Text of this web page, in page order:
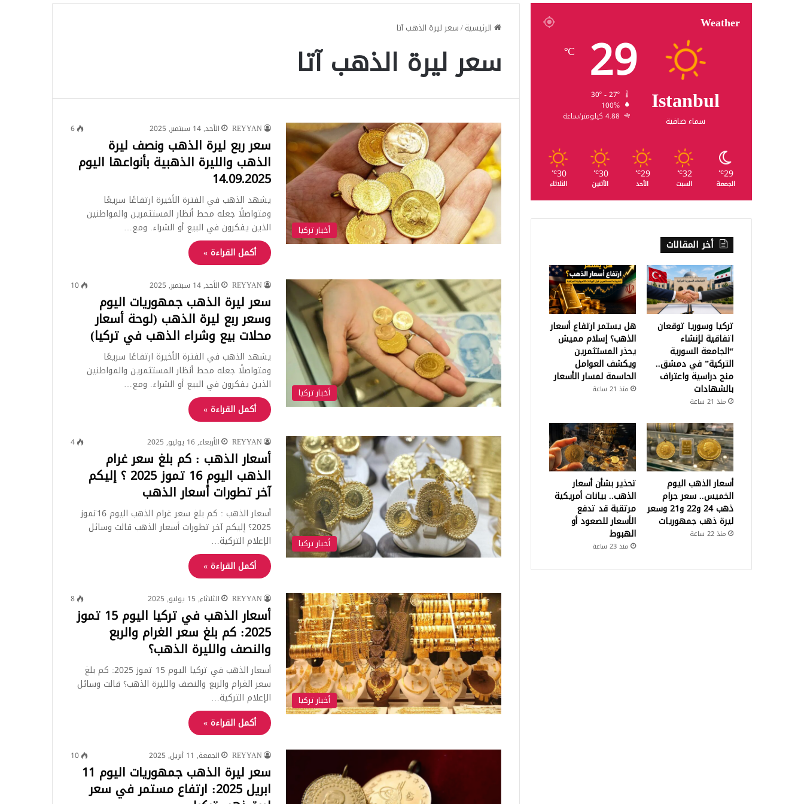
الرئيسية/سعر ليرة الذهب آتا
سعر ليرة الذهب آتا
أخبار تركيا
REYYAN الأحد, 14 سبتمبر, 2025 6
سعر ربع ليرة الذهب ونصف ليرة
الذهب والليرة الذهبية بأنواعها اليوم
14.09.2025
يشهد الذهب في الفترة الأخيرة ارتفاعًا سريعًا
ومتواصلًا جعله محط أنظار المستثمرين والمواطنين
الذين يفكرون في البيع أو الشراء. ومع…
أكمل القراءة »
أخبار تركيا
REYYAN الأحد, 14 سبتمبر, 2025 10
سعر ليرة الذهب جمهوريات اليوم
وسعر ربع ليرة الذهب (لوحة أسعار
محلات بيع وشراء الذهب في تركيا)
يشهد الذهب في الفترة الأخيرة ارتفاعًا سريعًا
ومتواصلًا جعله محط أنظار المستثمرين والمواطنين
الذين يفكرون في البيع أو الشراء. ومع…
أكمل القراءة »
أخبار تركيا
REYYAN الأربعاء, 16 يوليو, 2025 4
أسعار الذهب : كم بلغ سعر غرام
الذهب اليوم 16 تموز 2025 ؟ إليكم
آخر تطورات أسعار الذهب
أسعار الذهب : كم بلغ سعر غرام الذهب اليوم 16تموز
2025؟ إليكم آخر تطورات أسعار الذهب قالت وسائل
الإعلام التركية…
أكمل القراءة »
أخبار تركيا
REYYAN الثلاثاء, 15 يوليو, 2025 8
أسعار الذهب في تركيا اليوم 15 تموز
2025: كم بلغ سعر الغرام والربع
والنصف والليرة الذهب؟
أسعار الذهب في تركيا اليوم 15 تموز 2025: كم بلغ
سعر الغرام والربع والنصف والليرة الذهب؟ قالت وسائل
الإعلام التركية…
أكمل القراءة »
REYYAN الجمعة, 11 أبريل, 2025 10
سعر ليرة الذهب جمهوريات اليوم 11
ابريل 2025: ارتفاع مستمر في سعر
Weather
Istanbul
سماء صافية
29
℃
100%
4.88 كيلومتر/ساعة
29
℃
الجمعة
32
℃
السبت
29
℃
الأحد
30
℃
الأثنين
30
℃
الثلاثاء
أخر المقالات
تركيا وسوريا توقعان
اتفاقية لإنشاء
“الجامعة السورية
التركية” في دمشق..
منح دراسية واعتراف
بالشهادات
منذ 21 ساعة
هل يستمر ارتفاع أسعار
الذهب؟ إسلام مميش
يحذر المستثمرين
ويكشف العوامل
الحاسمة لمسار الأسعار
منذ 21 ساعة
أسعار الذهب اليوم
الخميس.. سعر جرام
ذهب 24 و22 و21 وسعر
ليرة ذهب جمهوريات
منذ 22 ساعة
تحذير بشأن أسعار
الذهب.. بيانات أمريكية
مرتقبة قد تدفع
الأسعار للصعود أو
الهبوط
منذ 23 ساعة